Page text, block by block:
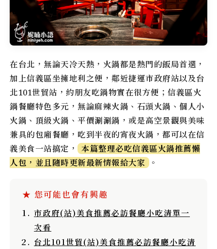
在台北，無論天冷天熱，火鍋都是熱門的飯局首選，
加上信義區坐擁地利之便，鄰近捷運市政府站以及台
北101世貿站，約朋友吃鍋物實在很方便；信義區火
鍋餐廳特色多元，無論麻辣火鍋、石頭火鍋、個人小
火鍋、頂級火鍋、平價涮涮鍋，或是高空景觀與美味
兼具的包廂餐廳，吃到半夜的宵夜火鍋，都可以在信
義美食一站搞定，
本篇整理必吃信義區火鍋推薦懶
人包，並且隨時更新最新情報給大家
。
市政府(站)美食推薦必訪餐廳小吃清單一
次看
台北101世貿(站)美食推薦必訪餐廳小吃清